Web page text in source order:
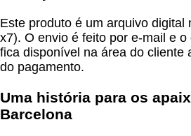
Este produto é um arquivo digital
x7). O envio é feito por e-mail e
fica disponível na área do cliente
do pagamento.
Uma história para os
Barcelona